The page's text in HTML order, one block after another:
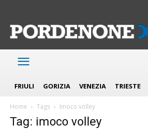
FRIULI GORIZIA VENEZIA TRIESTE
Home Tags Imoco volley
Tag: imoco volley